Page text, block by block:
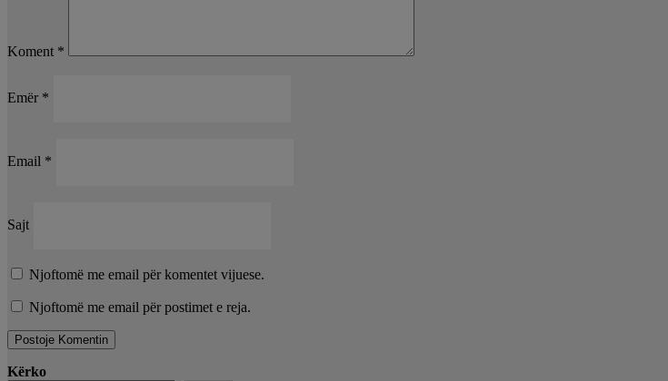
Koment *
Emër *
Email *
Sajt
Njoftomë me email për komentet vijuese.
Njoftomë me email për postimet e reja.
Kërko